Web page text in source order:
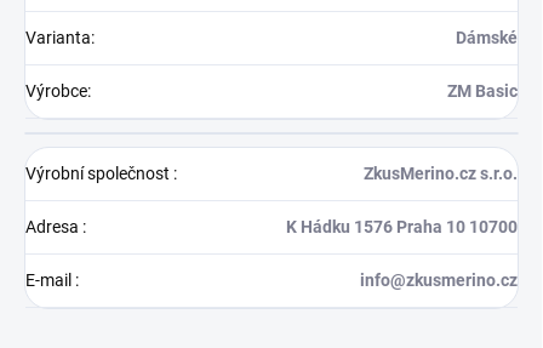
Varianta: Dámské
Výrobce: ZM Basic
Výrobní společnost : ZkusMerino.cz s.r.o.
Adresa : K Hádku 1576 Praha 10 10700
E-mail : info@zkusmerino.cz